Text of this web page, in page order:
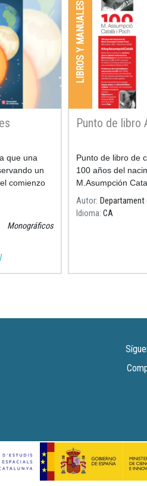
que una
un
comienzo
Monográficos
LIBROS Y MANUALES
Punto de libro
Punto de libro de
100 años del
M.Asumpción
matemática,
en obtener el
Autor
Idioma CA